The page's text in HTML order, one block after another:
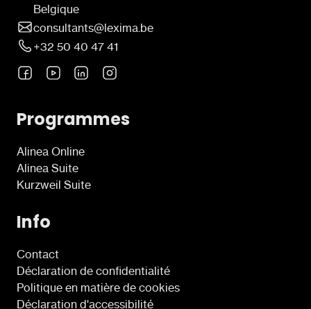
Belgique
consultants@lexima.be
+32 50 40 47 41
Programmes
Alinea Online
Alinea Suite
Kurzweil Suite
Info
Contact
Déclaration de confidentialité
Politique en matière de cookies
Déclaration d'accessibilité